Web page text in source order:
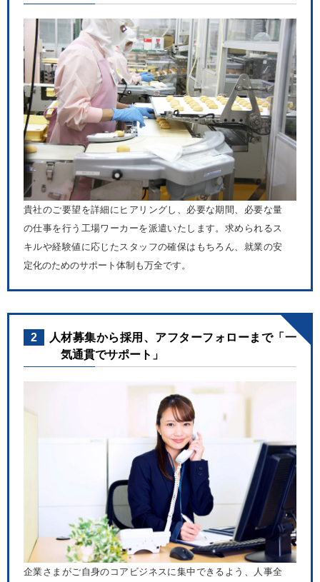
貴社のご要望を詳細にヒアリングし、必要な期間、必要な量
の仕事を行う工場ワーカーを派遣いたします。求められるス
キルや経験値に応じたスタッフの確保はもちろん、就業の安
定化のためのサポート体制も万全です。
2
人材募集から採用、アフターフォローまで「一
気通貫でサポート」
企業さまがご自身のコアビジネスに集中できるよう、人事全